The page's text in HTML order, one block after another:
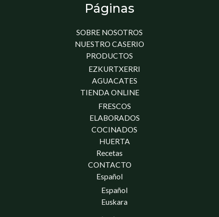
Páginas
SOBRE NOSOTROS
NUESTRO CASERIO
PRODUCTOS
EZKURTXERRI
AGUACATES
TIENDA ONLINE
FRESCOS
ELABORADOS
COCINADOS
HUERTA
Recetas
CONTACTO
Español
Español
Euskara